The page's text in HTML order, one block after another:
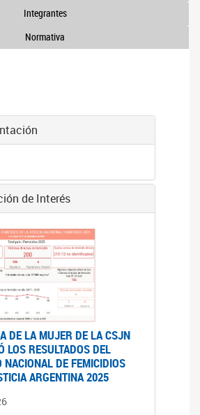
Integrantes
Normativa
de Interés
DE LA MUJER DE LA CSJN
LOS RESULTADOS DEL
NACIONAL DE FEMICIDIOS
ARGENTINA 2025